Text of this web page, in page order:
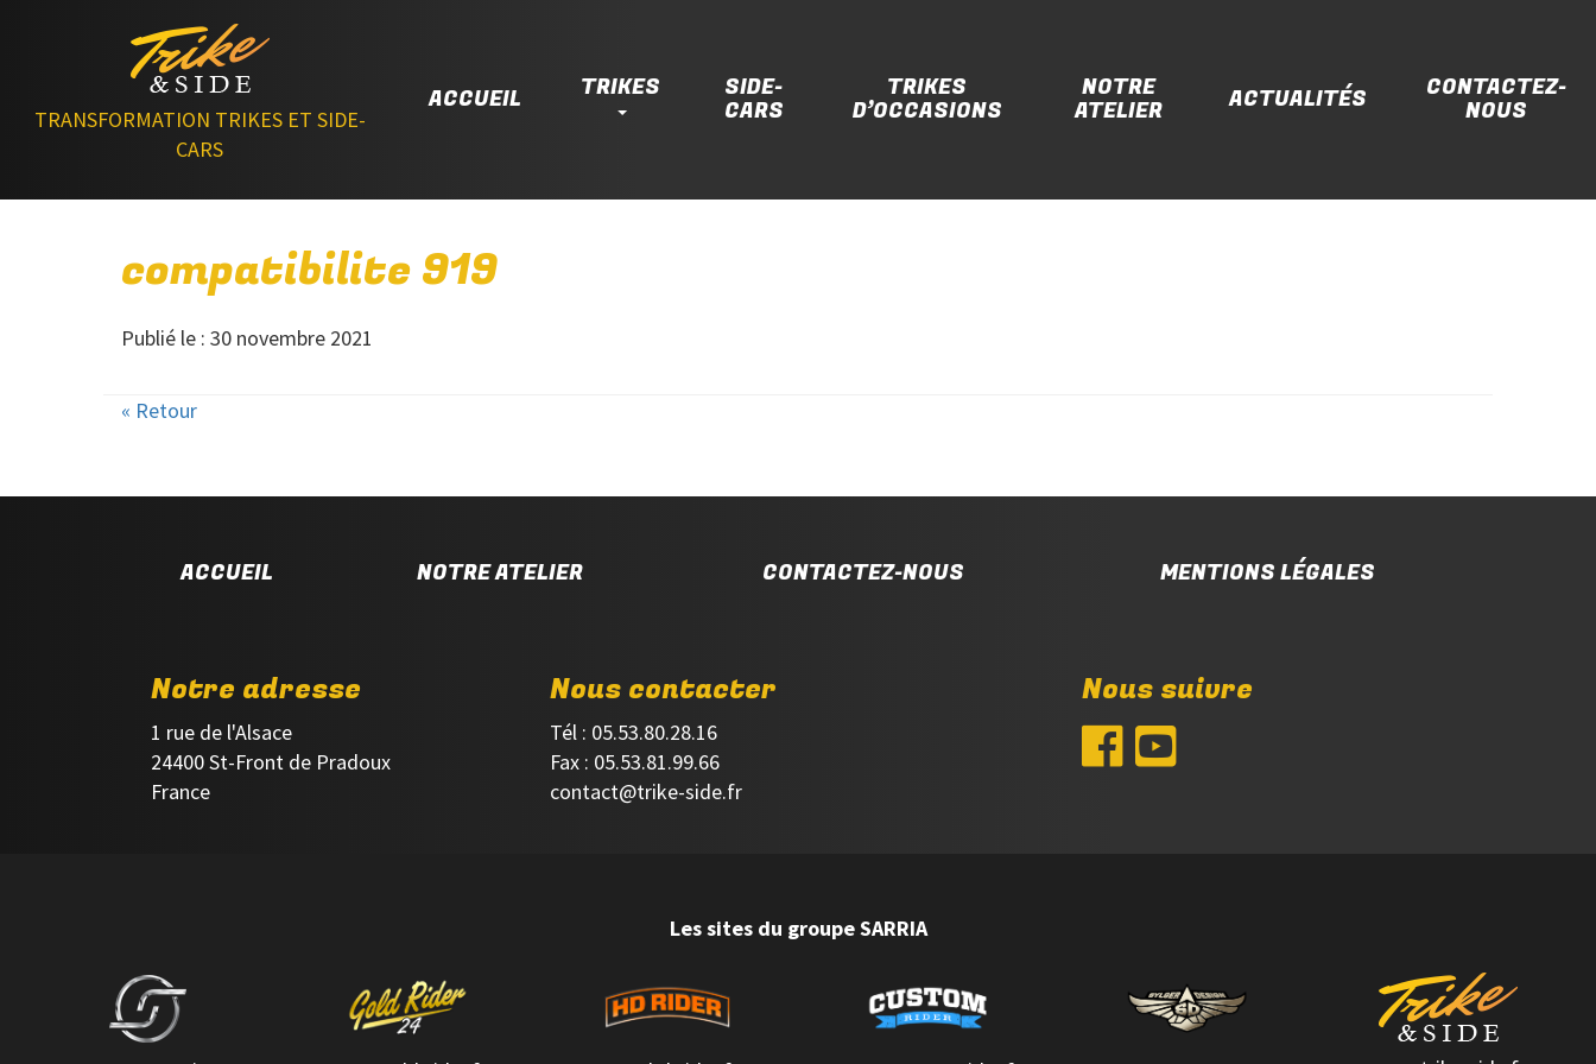
TRANSFORMATION TRIKES ET SIDE-
CARS
ACCUEIL TRIKES SIDE-
CARS
TRIKES
D’OCCASIONS
NOTRE
ATELIER ACTUALITÉS CONTACTEZ-
NOUS
compatibilite 919
Publié le : 30 novembre 2021
« Retour
ACCUEIL NOTRE ATELIER CONTACTEZ-NOUS MENTIONS LÉGALES
Notre adresse
1 rue de l'Alsace
24400 St-Front de Pradoux
France
Nous contacter
Tél : 05.53.80.28.16
Fax : 05.53.81.99.66
contact@trike-side.fr
Nous suivre
Les sites du groupe SARRIA